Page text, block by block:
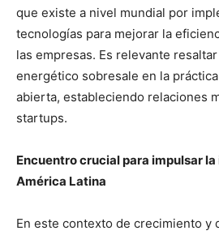
que existe a nivel mundial por
tecnologías para mejorar la
las empresas. Es relevante
energético sobresale en la
abierta, estableciendo relaciones
startups.
Encuentro crucial para impulsar
América Latina
En este contexto de crecimiento y